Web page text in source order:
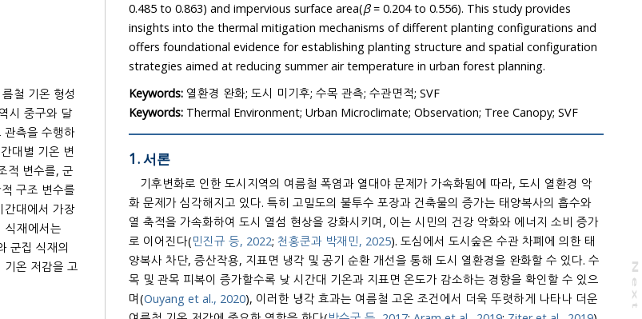
N
e
x
t
a
g
철 기온 형성
시 중구와 달
측을 수행하
대별 기온 변
적 변수를, 군
구조 변수를
간대에서 가장
식재에서는
군집 식재의
기온 저감을 고
0.485 to 0.863) and impervious surface area(β= 0.204 to 0.556). This study provides
insights into the thermal mitigation mechanisms of different planting configurations and
offers foundational evidence for establishing planting structure and spatial configuration
strategies aimed at reducing summer air temperature in urban forest planning.
Keywords: 열환경 완화; 도시 미기후; 수목 관측; 수관면적; SVF
Keywords: Thermal Environment; Urban Microclimate; Observation; Tree Canopy; SVF
1. 서론
기후변화로 인한 도시지역의 여름철 폭염과 열대야 문제가 가속화됨에 따라, 도시 열환경 악
화 문제가 심각해지고 있다. 특히 고밀도의 불투수 포장과 건축물의 증가는 태양복사의 흡수와
열 축적을 가속화하여 도시 열섬 현상을 강화시키며, 이는 시민의 건강 악화와 에너지 소비 증가
로 이어진다(민진규 등, 2022; 천홍쿤과 박재민, 2025). 도심에서 도시숲은 수관 차폐에 의한 태
양복사 차단, 증산작용, 지표면 냉각 및 공기 순환 개선을 통해 도시 열환경을 완화할 수 있다. 수
목 및 관목 피복이 증가할수록 낮 시간대 기온과 지표면 온도가 감소하는 경향을 확인할 수 있으
며(Ouyang et al., 2020), 이러한 냉각 효과는 여름철 고온 조건에서 더욱 뚜렷하게 나타나 더운